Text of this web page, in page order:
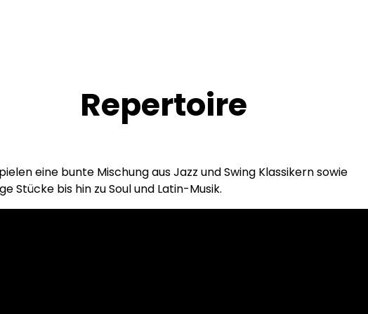
Repertoire
eine bunte Mischung aus Jazz und Swing Klassikern sowie
Stücke bis hin zu Soul und Latin-Musik.